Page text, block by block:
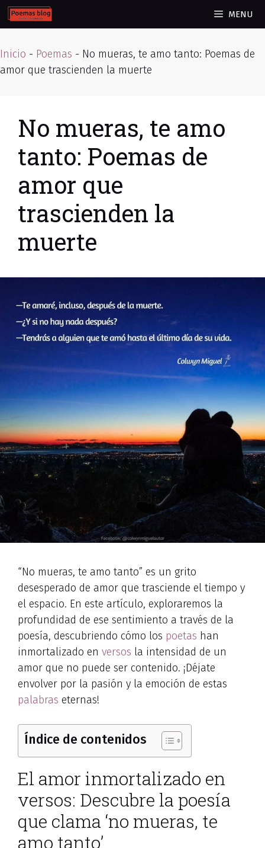
Skip
to
MENU
Inicio - Poemas - No mueras, te amo tanto: Poemas de
amor que trascienden la muerte
No mueras, te amo
tanto: Poemas de
amor que
trascienden la
muerte
“No mueras, te amo tanto” es un grito
desesperado de amor que trasciende el tiempo y
el espacio. En este artículo, exploraremos la
profundidad de ese sentimiento a través de la
poesía, descubriendo cómo los poetas han
inmortalizado en versos la intensidad de un
amor que no puede ser contenido. ¡Déjate
envolver por la pasión y la emoción de estas
palabras eternas!
Índice de contenidos
El amor inmortalizado en
versos: Descubre la poesía
que clama ‘no mueras, te
amo tanto’